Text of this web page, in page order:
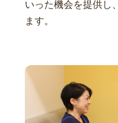
いった機会を提供し
ます。